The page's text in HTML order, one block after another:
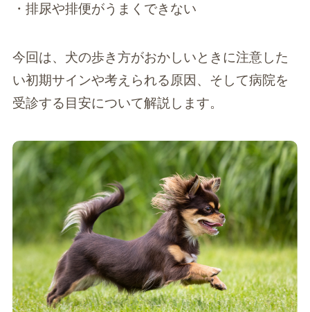
・排尿や排便がうまくできない
今回は、犬の歩き方がおかしいときに注意した
い初期サインや考えられる原因、そして病院を
受診する目安について解説します。